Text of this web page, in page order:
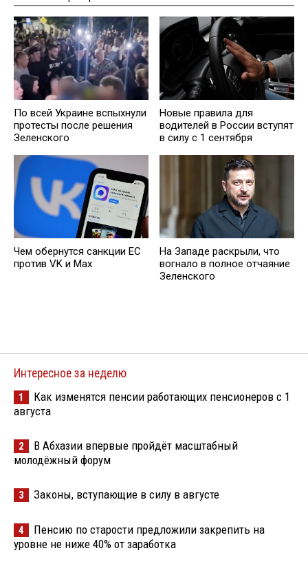
По всей Украине вспыхнули
протесты после решения
Зеленского
Новые правила для
водителей в России вступят
в силу с 1 сентября
Чем обернутся санкции ЕС
против VK и Max
На Западе раскрыли, что
вогнало в полное отчаяние
Зеленского
Интересное за неделю
1
Как изменятся пенсии работающих пенсионеров с 1
августа
2
В Абхазии впервые пройдёт масштабный
молодёжный форум
3 Законы, вступающие в силу в августе
4
Пенсию по старости предложили закрепить на
уровне не ниже 40% от заработка